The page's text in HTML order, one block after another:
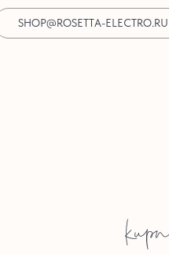
SHOP@ROSETTA-ELECTRO.RU